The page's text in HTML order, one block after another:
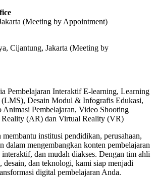
(Meeting by Appointment)
Cijantung, Jakarta (Meeting by
Pembelajaran Interaktif E-learning, Learning
(LMS), Desain Modul & Infografis Edukasi,
Pembelajaran, Video Shooting
Reality (AR) dan Virtual Reality (VR)
institusi pendidikan, perusahaan,
dalam mengembangkan konten pembelajaran
dan mudah diakses. Dengan tim ahli
desain, dan teknologi, kami siap menjadi
digital pembelajaran Anda.